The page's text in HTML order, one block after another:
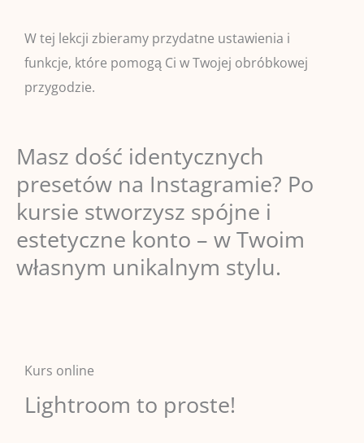
W tej lekcji zbieramy przydatne ustawienia i
funkcje, które pomogą Ci w Twojej obróbkowej
przygodzie.
Masz dość identycznych
presetów na Instagramie? Po
kursie stworzysz spójne i
estetyczne konto – w Twoim
własnym unikalnym stylu.
Kurs online
Lightroom to proste!